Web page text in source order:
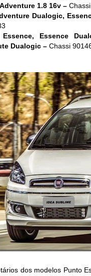
1.8 16v –
Dualogic,
Essence, Essence
Dualogic – Chassi
dos modelos Punto